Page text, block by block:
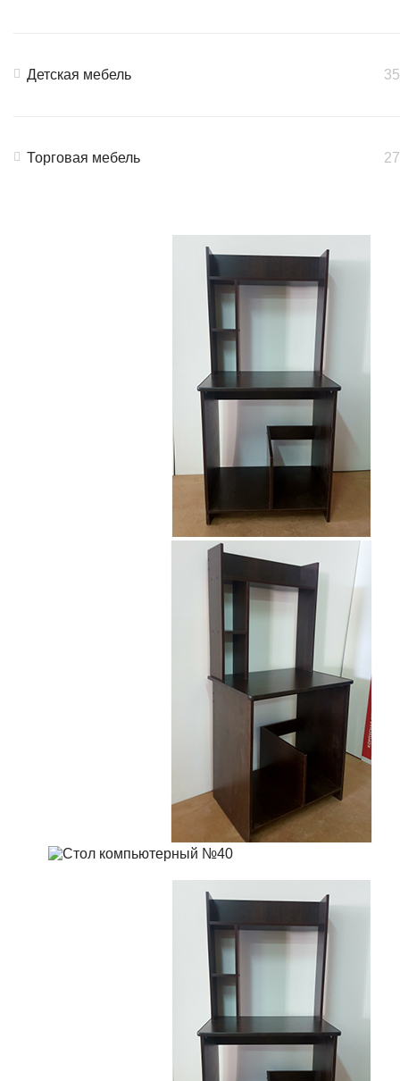
Детская мебель 35
Торговая мебель 27